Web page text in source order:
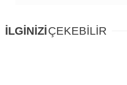
İLGİNİZİÇEKEBİLİR